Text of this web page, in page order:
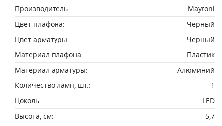
Производитель:
Maytoni
Цвет плафона:
Черный
Цвет арматуры:
Черный
Материал плафона:
Пластик
Материал арматуры:
Алюминий
Количество ламп, шт.:
1
Цоколь:
LED
Высота, см:
5,7